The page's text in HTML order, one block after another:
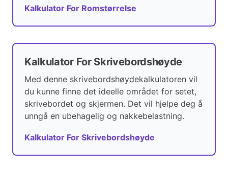
Kalkulator For Romstørrelse
Kalkulator For Skrivebordshøyde
Med denne skrivebordshøydekalkulatoren vil
du kunne finne det ideelle området for setet,
skrivebordet og skjermen. Det vil hjelpe deg å
unngå en ubehagelig og nakkebelastning.
Kalkulator For Skrivebordshøyde